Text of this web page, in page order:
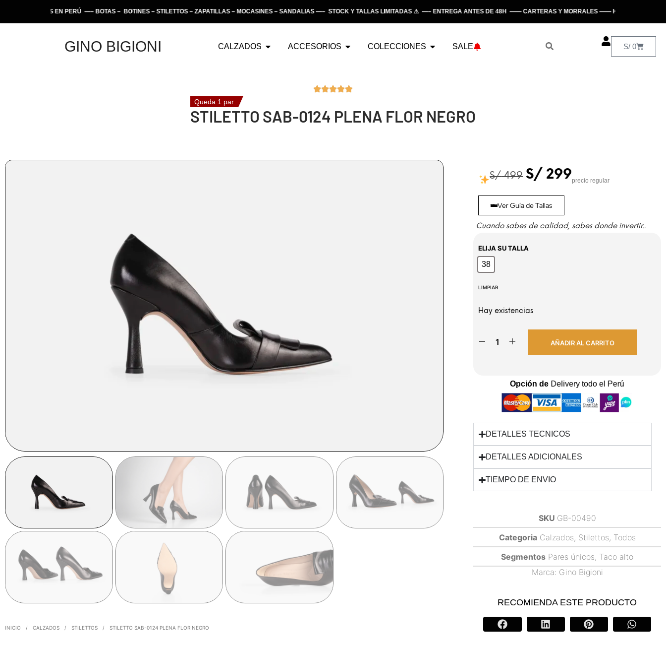
EN PERÚ —– BOTAS – BOTINES – STILETTOS – ZAPATILLAS – MOCASINES – SANDALIAS —– STOCK Y TALLAS LIMITADAS ⚠ —– ENTREGA ANTES DE 48H —— CARTERAS Y MORRALES —— HECHO EN PERÚ
GINO BIGIONI CALZADOS ACCESORIOS COLECCIONES SALE S/ 0
Queda 1 par
STILETTO SAB-0124 PLENA FLOR NEGRO
INICIO / CALZADOS / STILETTOS / STILETTO SAB-0124 PLENA FLOR NEGRO
S/499 S/ 299precio regular
Ver Guía de Tallas
Cuando sabes de calidad, sabes donde invertir..
ELIJA SU TALLA
38
38
LIMPIAR
Hay existencias
AÑADIR AL CARRITO
Opción de Delivery todo el Perú
DETALLES TECNICOS
DETALLES ADICIONALES
TIEMPO DE ENVIO
SKU GB-00490
Categoria Calzados, Stilettos, Todos
Segmentos Pares únicos, Taco alto
Marca: Gino Bigioni
RECOMIENDA ESTE PRODUCTO